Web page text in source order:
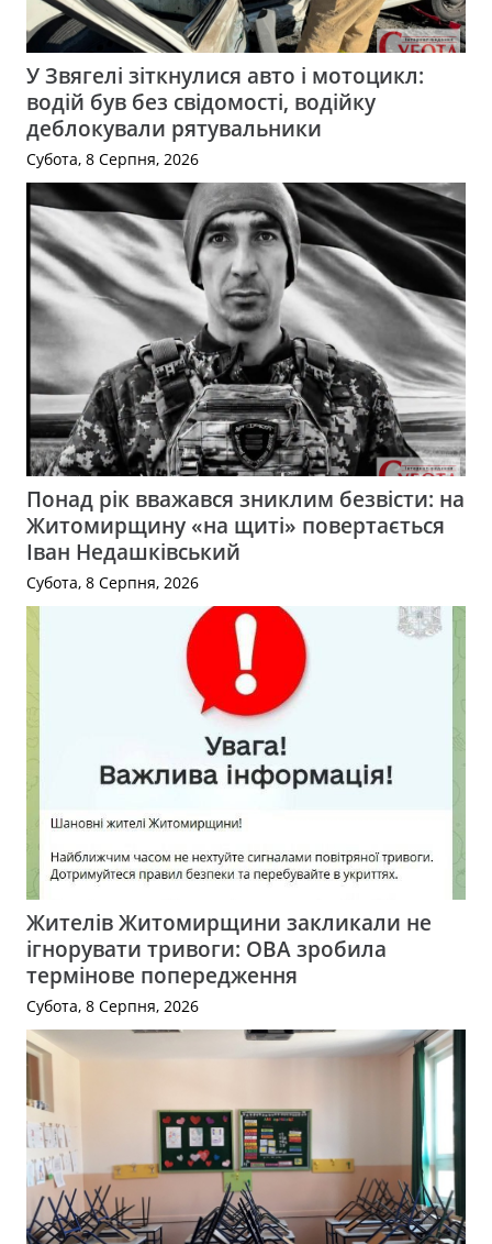
У Звягелі зіткнулися авто і мотоцикл:
водій був без свідомості, водійку
деблокували рятувальники
Субота, 8 Серпня, 2026
Понад рік вважався зниклим безвісти: на
Житомирщину «на щиті» повертається
Іван Недашківський
Субота, 8 Серпня, 2026
Жителів Житомирщини закликали не
ігнорувати тривоги: ОВА зробила
термінове попередження
Субота, 8 Серпня, 2026